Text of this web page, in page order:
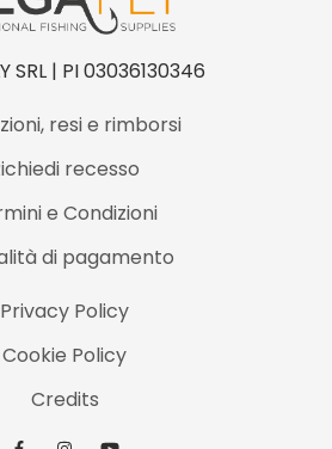
SRL | PI 03036130346
resi e rimborsi
recesso
e Condizioni
di pagamento
Privacy Policy
Cookie Policy
Credits